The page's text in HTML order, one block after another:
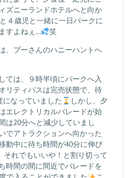
ズニーランドホテルへと向か
４歳児と一緒に一日パークに
すよねぇ…
笑
、プーさんのハニーハントへ
ては、９時半頃にパークへ入
リティパスは完売状態で、待
になっていました
しかし、夕
エレクトリカルパレードが始
は20分へと減少していまし
でアトラクションへ向かった
動中に待ち時間が40分に伸び
れでもいいや！と割り切って
時間の間に間近でパレードを